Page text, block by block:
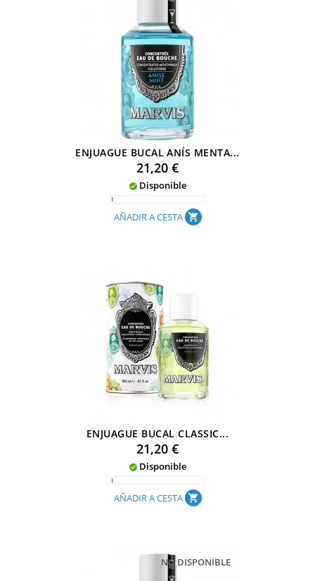
ENJUAGUE BUCAL ANÍS MENTA...
Precio
21,20 €
 Disponible
AÑADIR A CESTA shopping_cart
ENJUAGUE BUCAL CLASSIC...
Precio
21,20 €
 Disponible
AÑADIR A CESTA shopping_cart
NO DISPONIBLE